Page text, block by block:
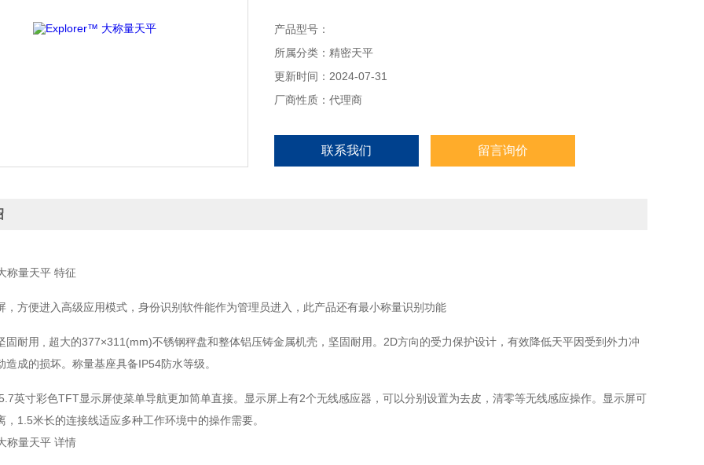
产品型号：
所属分类：精密天平
更新时间：2024-07-31
厂商性质：代理商
联系我们 留言询价
称量天平 特征
，方便进入高级应用模式，身份识别软件能作为管理员进入，此产品还有最小称量识别功能
固耐用 , 超大的377×311(mm)不锈钢秤盘和整体铝压铸金属机壳，坚固耐用。2D方向的受力保护设计，有效降低天平因受到外力冲
造成的损坏。称量基座具备IP54防水等级。
英寸彩色TFT显示屏使菜单导航更加简单直接。显示屏上有2个无线感应器，可以分别设置为去皮，清零等无线感应操作。显示屏可
，1.5米长的连接线适应多种工作环境中的操作需要。
称量天平 详情